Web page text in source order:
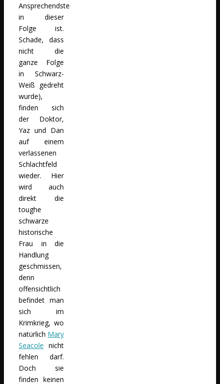
Ansprechendste
in dieser
Folge ist.
Schade, dass
nicht die
ganze Folge
in Schwarz-
Weiß gedreht
wurde),
finden sich
der Doktor,
Yaz und Dan
auf einem
verlassenen
Schlachtfeld
wieder. Hier
wird auch
direkt die
toughe
schwarze
historische
Frau in die
Handlung
geschmissen,
denn
offensichtlich
befindet man
sich im
Krimkrieg, wo
natürlich Mary
Seacole nicht
fehlen darf.
Doch sie
finden keinen